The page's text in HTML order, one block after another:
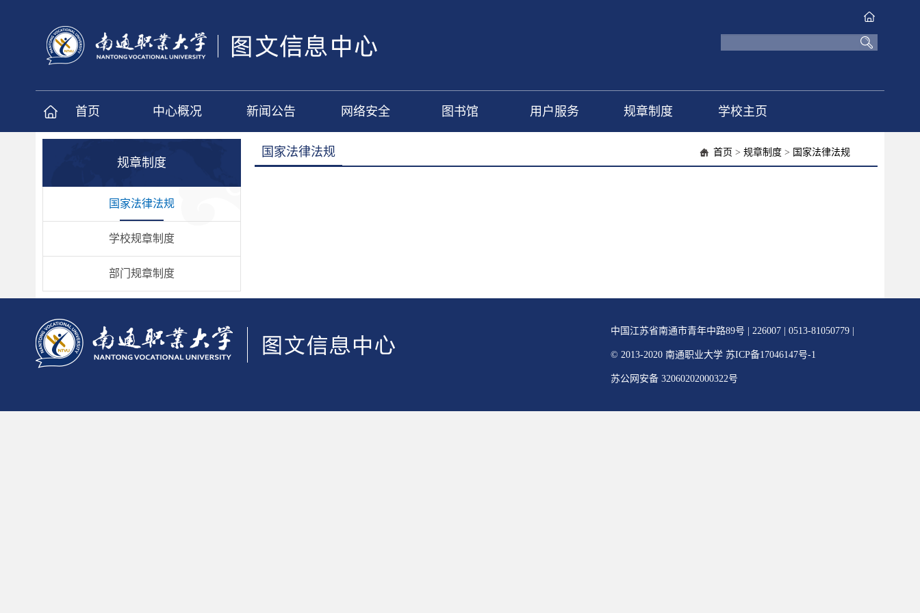
首页 中心概况 新闻公告 网络安全 图书馆 用户服务 规章制度 学校主页
规章制度
国家法律法规
学校规章制度
部门规章制度
国家法律法规 首页 > 规章制度 > 国家法律法规
中国江苏省南通市青年中路89号 | 226007 | 0513-81050779 |
© 2013-2020 南通职业大学 苏ICP备17046147号-1
苏公网安备 32060202000322号